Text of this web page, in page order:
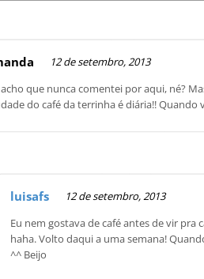
12 de setembro, 2013
acho que nunca comentei por aqui, né?
do café da terrinha é diária!! Quando
luisafs
12 de setembro, 2013
Eu nem gostava de café antes de vir pra
haha. Volto daqui a uma semana!
^^ Beijo